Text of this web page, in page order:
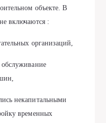
объекте. В
включаются :
организаций,
некапитальными
временных